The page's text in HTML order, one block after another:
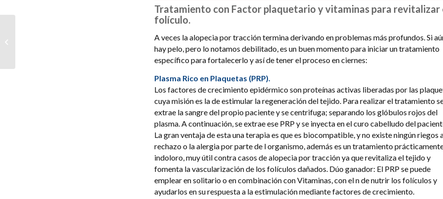
Tratamiento con Factor plaquetario y vitaminas para revitalizar
folículo.
A veces la alopecia por tracción termina derivando en problemas más profundos. Si
hay pelo, pero lo notamos debilitado, es un buen momento para iniciar un tratamiento
específico para fortalecerlo y así de tener el proceso en ciernes:
Plasma Rico en Plaquetas (PRP).
Los factores de crecimiento epidérmico son proteínas activas liberadas por las
cuya misión es la de estimular la regeneración del tejido. Para realizar el tratamiento
extrae la sangre del propio paciente y se centrifuga; separando los glóbulos rojos del
plasma. A continuación, se extrae ese PRP y se inyecta en el curo cabelludo del
La gran ventaja de esta una terapia es que es biocompatible, y no existe ningún riegos
rechazo o la alergia por parte de l organismo, además es un tratamiento
indoloro, muy útil contra casos de alopecia por tracción ya que revitaliza el tejido y
fomenta la vascularización de los folículos dañados. Dúo ganador: El PRP se puede
emplear en solitario o en combinación con Vitaminas, con el n de nutrir los folículos y
ayudarlos en su respuesta a la estimulación mediante factores de crecimiento.